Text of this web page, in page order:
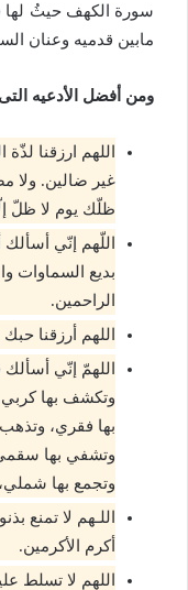
سورة الكهف حيثُ لها
مابين قدميه وعنان
ومن أفضل الأدعيه
اللهم ارزقنا
غير ضالين. ولا
ظلّك يوم لا ظلّ
اللّهم إنّي أسألك
بديع السماوات
الراحمين.
اللهم أرزقنا
اللهمّ إنّي
وتكشف بها كربي.
بها فقري،
وتشفي بها
وتجمع بها
اللـهم لا تمنع
أكرم الأكرمين.
اللهم لا تسلط